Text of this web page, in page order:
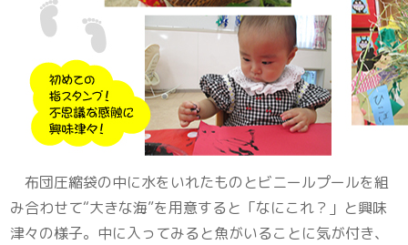
布団圧縮袋の中に水をいれたものとビニールプールを組
み合わせて“大きな海”を用意すると「なにこれ？」と興味
津々の様子。中に入ってみると魚がいることに気が付き、